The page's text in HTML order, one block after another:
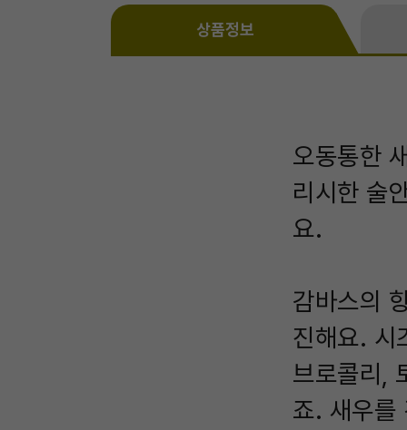
상품정보
오동통한
리시한 술
요.
감바스의
진해요. 시
브로콜리,
죠. 새우를